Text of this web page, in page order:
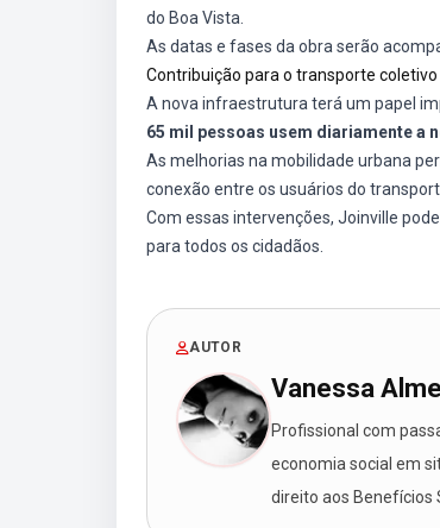
do Boa Vista.
As datas e fases da obra serão
Contribuição para o transporte coletivo
A nova infraestrutura terá um papel
65 mil pessoas usem diariamente a
As melhorias na mobilidade urbana
conexão entre os usuários do
Com essas intervenções, Joinville
para todos os cidadãos.
AUTOR
Vanessa
Profissional com
economia social em
direito aos Benefícios